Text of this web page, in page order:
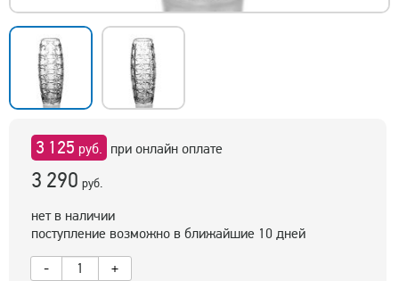
3 125 руб. при онлайн оплате
3 290 руб.
нет в наличии
поступление возможно в ближайшие 10 дней
-
+